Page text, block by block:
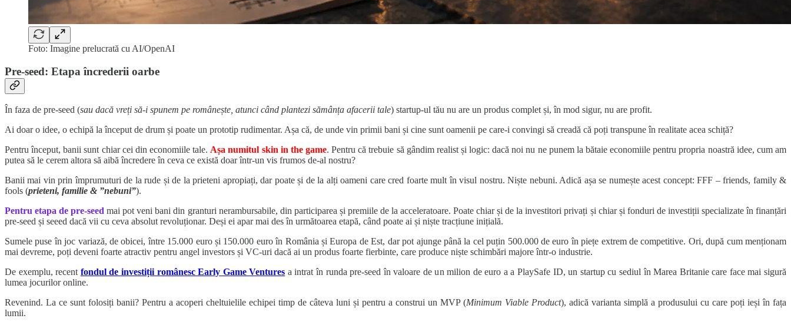
Foto: Imagine prelucrată cu AI/OpenAI
Pre-seed: Etapa încrederii oarbe
În faza de pre-seed (sau dacă vreți să-i spunem pe românește, atunci când plantezi sămânța afacerii tale) startup-ul tău nu are un produs complet și, în mod sigur, nu are profit.
Ai doar o idee, o echipă la început de drum și poate un prototip rudimentar. Așa că, de unde vin primii bani și cine sunt oamenii pe care-i convingi să creadă că poți transpune în realitate acea schiță?
Pentru început, banii sunt chiar cei din economiile tale. Așa numitul skin in the game. Pentru că trebuie să gândim realist și logic: dacă noi nu ne punem la bătaie economiile pentru propria noastră idee, cum am
putea să le cerem altora să aibă încredere în ceva ce există doar într-un vis frumos de-al nostru?
Banii mai vin prin împrumuturi de la rude și de la prieteni apropiați, dar poate și de la alți oameni care cred foarte mult în visul nostru. Niște nebuni. Adică așa se numește acest concept: FFF – friends, family &
fools (prieteni, familie & ”nebuni”).
Pentru etapa de pre-seed mai pot veni bani din granturi nerambursabile, din participarea și premiile de la acceleratoare. Poate chiar și de la investitori privați și chiar și fonduri de investiții specializate în finanțări
pre-seed și seeed dacă vii cu ceva absolut revoluționar. Deși ei apar mai des în următoarea etapă, când poate ai și niște tracțiune inițială.
Sumele puse în joc variază, de obicei, între 15.000 euro și 150.000 euro în România și Europa de Est, dar pot ajunge până la cel puțin 500.000 de euro în piețe extrem de competitive. Ori, după cum menționam
mai devreme, poți deveni foarte atractiv pentru angel investors și VC-uri dacă ai un produs foarte fierbinte, care produce niște schimbări majore într-o industrie.
De exemplu, recent fondul de investiții românesc Early Game Ventures a intrat în runda pre-seed în valoare de un milion de euro a a PlaySafe ID, un startup cu sediul în Marea Britanie care face mai sigură
lumea jocurilor online.
Revenind. La ce sunt folosiți banii? Pentru a acoperi cheltuielile echipei timp de câteva luni și pentru a construi un MVP (Minimum Viable Product), adică varianta simplă a produsului cu care poți ieși în fața
lumii.